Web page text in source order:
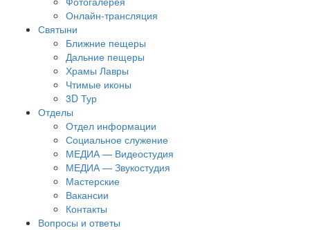
Онлайн-трансляция
Святыни
Ближние пещеры
Дальние пещеры
Храмы Лавры
Чтимые иконы
3D Тур
Отделы
Отдел информации
Социальное служение
МЕДИА — Видеостудия
МЕДИА — Звукостудия
Мастерские
Вакансии
Контакты
Вопросы и ответы